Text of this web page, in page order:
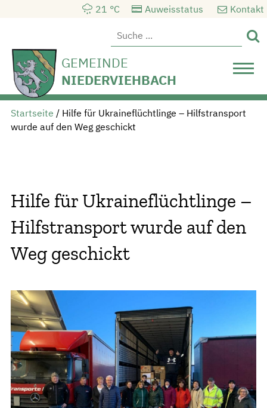
Auweisstatus Kontakt

21 °C
GEMEINDE
NIEDERVIEHBACH
Startseite / Hilfe für Ukraineflüchtlinge – Hilfstransport
wurde auf den Weg geschickt
Hilfe für Ukraineflüchtlinge –
Hilfstransport wurde auf den
Weg geschickt